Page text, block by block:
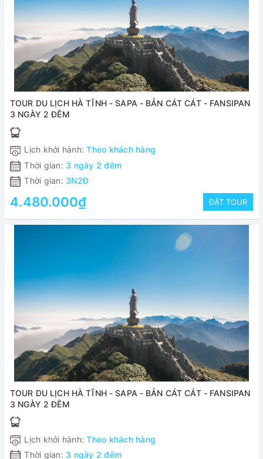
TOUR DU LỊCH HÀ TĨNH - SAPA - BẢN CÁT CÁT - FANSIPAN
3 NGÀY 2 ĐÊM
Lịch khởi hành:Theo khách hàng
Thời gian: 3 ngày 2 đêm
Thời gian: 3N2Đ
4.480.000₫ ĐẶT TOUR
TOUR DU LỊCH HÀ TĨNH - SAPA - BẢN CÁT CÁT - FANSIPAN
3 NGÀY 2 ĐÊM
Lịch khởi hành:Theo khách hàng
Thời gian: 3 ngày 2 đêm